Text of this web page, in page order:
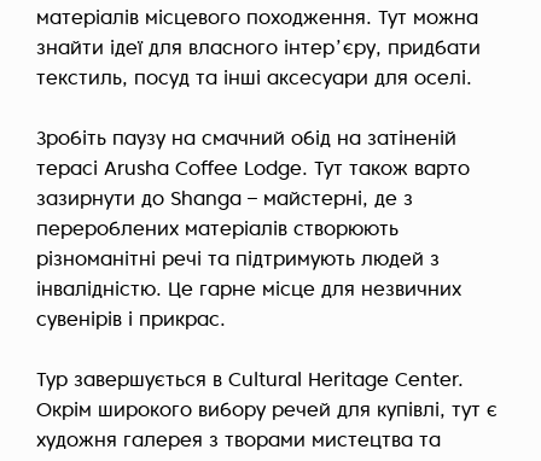
матеріалів місцевого походження. Тут можна
знайти ідеї для власного інтерʼєру, придбати
текстиль, посуд та інші аксесуари для оселі.
Зробіть паузу на смачний обід на затіненій
терасі Arusha Coffee Lodge. Тут також варто
зазирнути до Shanga – майстерні, де з
перероблених матеріалів створюють
різноманітні речі та підтримують людей з
інвалідністю. Це гарне місце для незвичних
сувенірів і прикрас.
Тур завершується в Cultural Heritage Center.
Окрім широкого вибору речей для купівлі, тут є
художня галерея з творами мистецтва та